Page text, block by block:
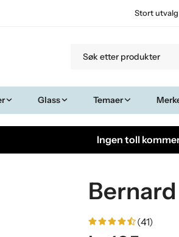
Stort utvalg
Glass Temaer
Ingen toll
(41)